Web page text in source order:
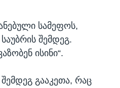
სამეფოს,
შემდეგ.
ისინი“.
გააკეთა, რაც